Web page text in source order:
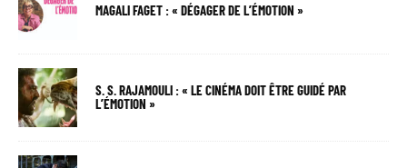
MAGALI FAGET : « DÉGAGER DE L’ÉMOTION »
S. S. RAJAMOULI : « LE CINÉMA DOIT ÊTRE GUIDÉ PAR
L’ÉMOTION »